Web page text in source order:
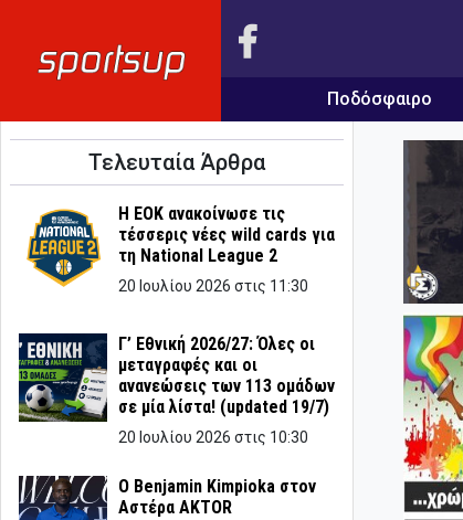
Ποδόσφαιρο
Τελευταία Άρθρα
Η ΕΟΚ ανακοίνωσε τις
τέσσερις νέες wild cards για
τη National League 2
20 Ιουλίου 2026 στις 11:30
Γ’ Εθνική 2026/27: Όλες οι
μεταγραφές και οι
ανανεώσεις των 113 ομάδων
σε μία λίστα! (updated 19/7)
20 Ιουλίου 2026 στις 10:30
Ο Benjamin Kimpioka στον
Αστέρα AKTOR